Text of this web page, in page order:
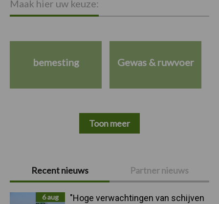
Primaire
Sidebar
Recent nieuws Partner nieuws
6 aug
"Hoge verwachtingen van schijven
Maak hier uw keuze:
bemesting Gewas & ruwvoer
Toon meer